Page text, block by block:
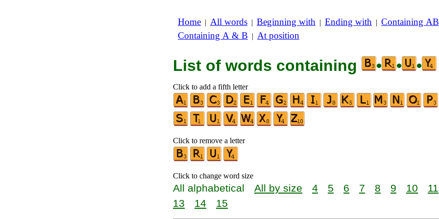
Home | All words | Beginning with | Ending with | Containing AB
Containing A & B | At position
List of words containing • • •
Click to add a fifth letter
Click to remove a letter
Click to change word size
All alphabetical All by size 4 5 6 7 8 9 10
11
13
14 15